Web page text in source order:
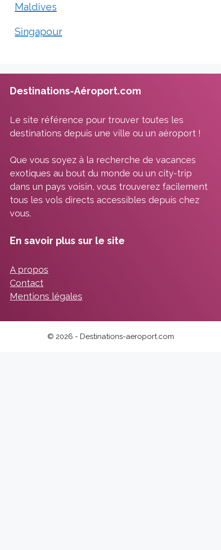
Maldives
Singapour
Destinations-Aéroport.com
Le site référence pour trouver toutes les
destinations depuis une ville ou un aéroport !
Que vous soyez à la recherche de vacances
exotiques au bout du monde ou un city-trip
dans un pays voisin, vous trouverez facilement
tous les vols directs accessibles depuis chez
vous.
En savoir plus sur le site
A propos
Contact
Mentions légales
© 2026 - Destinations-aeroport.com